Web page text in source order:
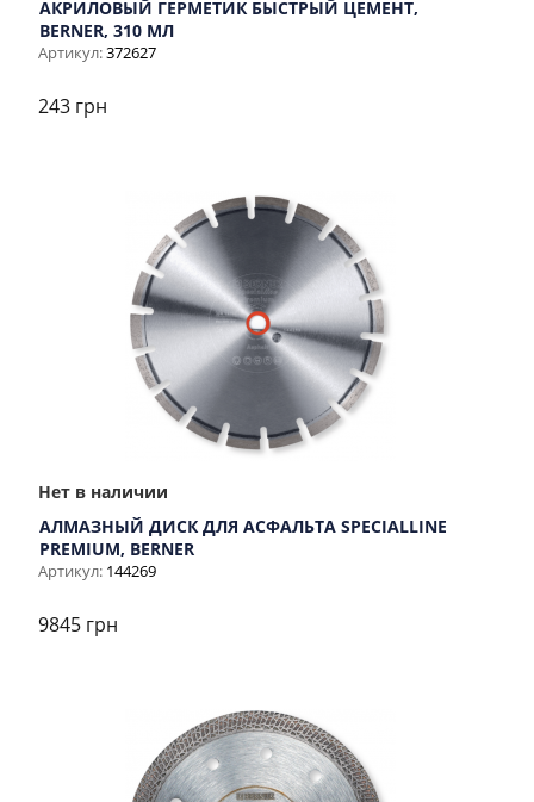
АКРИЛОВЫЙ ГЕРМЕТИК БЫСТРЫЙ ЦЕМЕНТ,
BERNER, 310 МЛ
Артикул:372627
243 грн
Нет в наличии
АЛМАЗНЫЙ ДИСК ДЛЯ АСФАЛЬТА SPECIALLINE
PREMIUM, BERNER
Артикул: 144269
9845 грн